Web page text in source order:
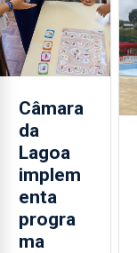
Câmara
da
Lagoa
implem
enta
progra
ma